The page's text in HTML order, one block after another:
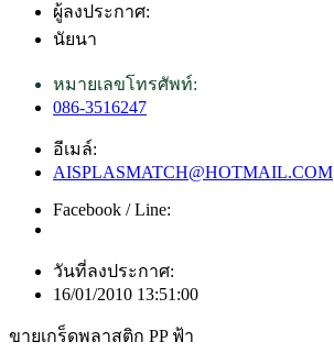
ผู้ลงประกาศ:
นัยนา
หมายเลขโทรศัพท์:
086-3516247
อีเมล์:
AISPLASMATCH@HOTMAIL.COM
Facebook / Line:
วันที่ลงประกาศ:
16/01/2010 13:51:00
ขายเกร็ดพลาสติก PP ฟ้า